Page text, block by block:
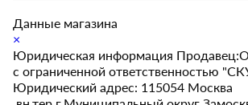
Данные магазина
×
Юридическая информация
с ограниченной ответственностью
Юридический адрес: 115054 Москва